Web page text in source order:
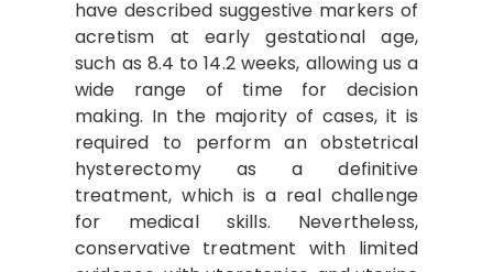
have described suggestive markers of
acretism at early gestational age,
such as 8.4 to 14.2 weeks, allowing us a
wide range of time for decision
making. In the majority of cases, it is
required to perform an obstetrical
hysterectomy as a definitive
treatment, which is a real challenge
for medical skills. Nevertheless,
conservative treatment with limited